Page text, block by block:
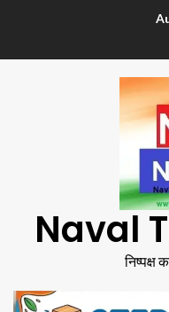
Naval
निष्पक्ष